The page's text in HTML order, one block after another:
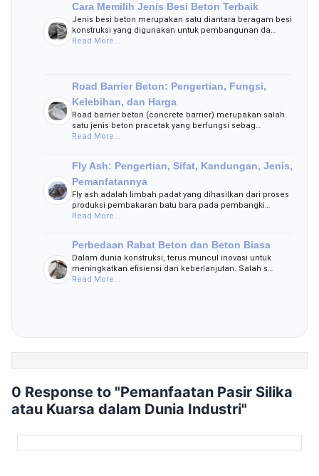
Cara Memilih Jenis Besi Beton Terbaik
Jenis besi beton merupakan satu diantara beragam besi
konstruksi yang digunakan untuk pembangunan da…
Read More...
Road Barrier Beton: Pengertian, Fungsi,
Kelebihan, dan Harga
Road barrier beton (concrete barrier) merupakan salah
satu jenis beton pracetak yang berfungsi sebag…
Read More...
Fly Ash: Pengertian, Sifat, Kandungan, Jenis,
Pemanfatannya
Fly ash adalah limbah padat yang dihasilkan dari proses
produksi pembakaran batu bara pada pembangki…
Read More...
Perbedaan Rabat Beton dan Beton Biasa
Dalam dunia konstruksi, terus muncul inovasi untuk
meningkatkan efisiensi dan keberlanjutan. Salah s…
Read More...
0 Response to "Pemanfaatan Pasir Silika
atau Kuarsa dalam Dunia Industri"